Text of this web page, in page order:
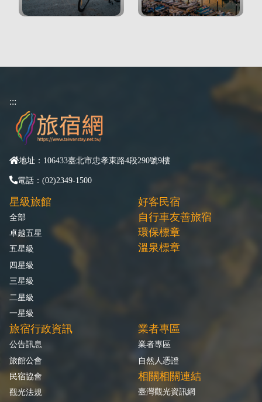
:::
地址：106433臺北市忠孝東路4段290號9樓
電話：(02)2349-1500
星級旅館
全部
卓越五星
五星級
四星級
三星級
二星級
一星級
好客民宿
自行車友善旅宿
環保標章
溫泉標章
旅宿行政資訊
公告訊息
旅館公會
民宿協會
觀光法規
業者專區
業者專區
自然人憑證
相關相關連結
臺灣觀光資訊網